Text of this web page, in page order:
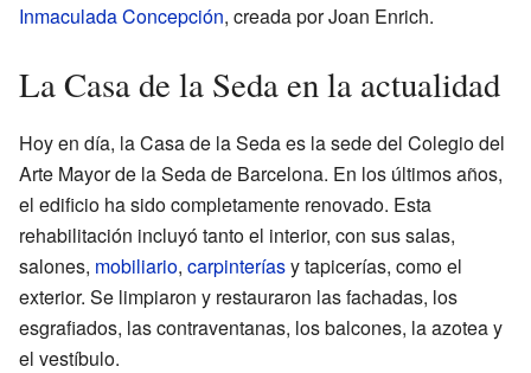
Inmaculada Concepción, creada por Joan Enrich.
La Casa de la Seda en la actualidad
Hoy en día, la Casa de la Seda es la sede del Colegio del
Arte Mayor de la Seda de Barcelona. En los últimos años,
el edificio ha sido completamente renovado. Esta
rehabilitación incluyó tanto el interior, con sus salas,
salones, mobiliario, carpinteríasy tapicerías, como el
exterior. Se limpiaron y restauraron las fachadas, los
esgrafiados, las contraventanas, los balcones, la azotea y
el vestíbulo.